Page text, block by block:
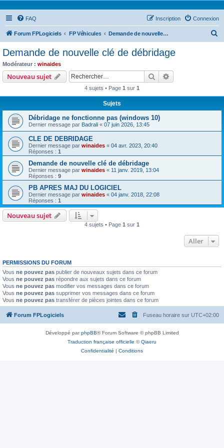
FAQ Connexion
Inscription
Forum FPLogiciels FP Véhicules Demande de nouvelle clé de débridage
Demande de nouvelle clé de débridage
Modérateur : winaides
Nouveau sujet Rechercher
4 sujets • Page 1 sur 1
Sujets
Débridage ne fonctionne pas (windows 10)
Dernier message par Badrali « 07 juin 2026, 13:45
CLE DE DEBRIDAGE
Dernier message par winaides « 04 avr. 2023, 20:40
Réponses : 1
Demande de nouvelle clé de débridage
Dernier message par winaides « 11 janv. 2019, 13:04
Réponses : 9
PB APRES MAJ DU LOGICIEL
Dernier message par winaides « 04 janv. 2018, 22:08
Réponses : 1
Nouveau sujet
4 sujets • Page 1 sur 1
Aller
PERMISSIONS DU FORUM
Vous ne pouvez pas publier de nouveaux sujets dans ce forum
Vous ne pouvez pas répondre aux sujets dans ce forum
Vous ne pouvez pas modifier vos messages dans ce forum
Vous ne pouvez pas supprimer vos messages dans ce forum
Vous ne pouvez pas transférer de pièces jointes dans ce forum
Forum FPLogiciels Fuseau horaire sur UTC+02:00
Développé parphpBB® Forum Software © phpBB Limited
Traduction française officielle ©Qiaeru
Confidentialité | Conditions